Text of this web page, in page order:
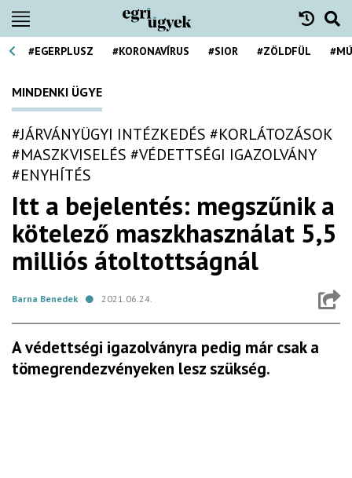
#EGERPLUSZ #KORONAVÍRUS #SIOR #ZÖLDFÜL
MINDENKI ÜGYE
#JÁRVÁNYÜGYI INTÉZKEDÉS #KORLÁTOZÁSOK
#MASZKVISELÉS #VÉDETTSÉGI IGAZOLVÁNY
#ENYHÍTÉS
Itt a bejelentés: megszűnik a
kötelező maszkhasználat 5,5
milliós átoltottságnál
Barna Benedek 2021.06.24.
A védettségi igazolványra pedig már csak a
tömegrendezvényeken lesz szükség.